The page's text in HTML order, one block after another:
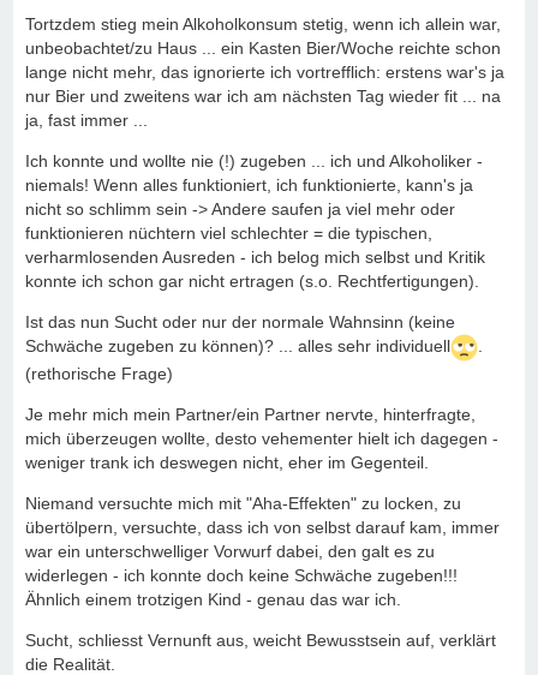
Tortzdem stieg mein Alkoholkonsum stetig, wenn ich allein war,
unbeobachtet/zu Haus ... ein Kasten Bier/Woche reichte schon
lange nicht mehr, das ignorierte ich vortrefflich: erstens war's ja
nur Bier und zweitens war ich am nächsten Tag wieder fit ... na
ja, fast immer ...
Ich konnte und wollte nie (!) zugeben ... ich und Alkoholiker -
niemals! Wenn alles funktioniert, ich funktionierte, kann's ja
nicht so schlimm sein -> Andere saufen ja viel mehr oder
funktionieren nüchtern viel schlechter = die typischen,
verharmlosenden Ausreden - ich belog mich selbst und Kritik
konnte ich schon gar nicht ertragen (s.o. Rechtfertigungen).
Ist das nun Sucht oder nur der normale Wahnsinn (keine
Schwäche zugeben zu können)? ... alles sehr individuell
.
(rethorische Frage)
Je mehr mich mein Partner/ein Partner nervte, hinterfragte,
mich überzeugen wollte, desto vehementer hielt ich dagegen -
weniger trank ich deswegen nicht, eher im Gegenteil.
Niemand versuchte mich mit "Aha-Effekten" zu locken, zu
übertölpern, versuchte, dass ich von selbst darauf kam, immer
war ein unterschwelliger Vorwurf dabei, den galt es zu
widerlegen - ich konnte doch keine Schwäche zugeben!!!
Ähnlich einem trotzigen Kind - genau das war ich.
Sucht, schliesst Vernunft aus, weicht Bewusstsein auf, verklärt
die Realität.